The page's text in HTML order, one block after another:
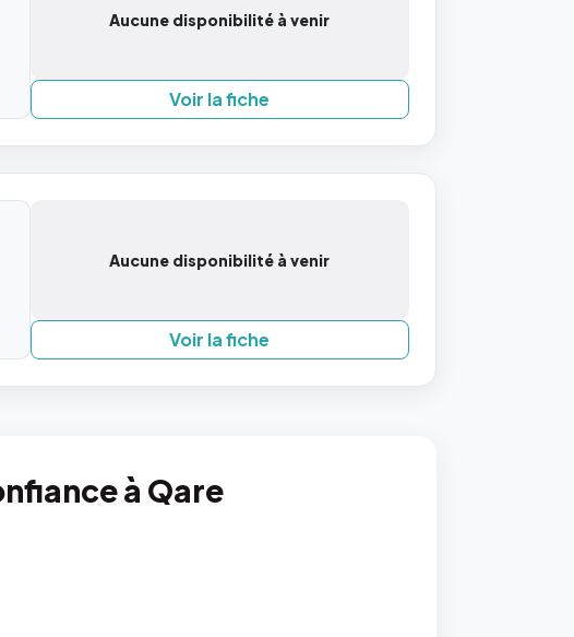
Aucune disponibilité à venir
Voir la fiche
Aucune disponibilité à venir
Voir la fiche
à Qare